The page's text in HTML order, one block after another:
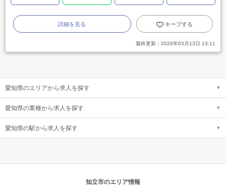
詳細を見る キープする
最終更新： 2026年03月13日 13:11
愛知県のエリアから求人を探す
愛知県の業種から求人を探す
愛知県の駅から求人を探す
知立市のエリア情報